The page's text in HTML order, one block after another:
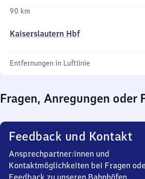
90 km
Kaiserslautern Hbf
Entfernungen in Luftlinie
Fragen, Anregungen oder
Feedback und Kontakt
Ansprechpartner:innen und
Kontaktmöglichkeiten bei Fragen
Feedback zu unseren Bahnhöfen